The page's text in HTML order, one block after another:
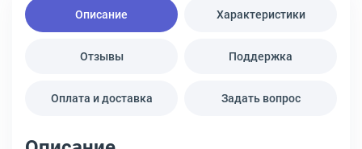
Описание Характеристики
Отзывы Поддержка
Оплата и доставка Задать вопрос